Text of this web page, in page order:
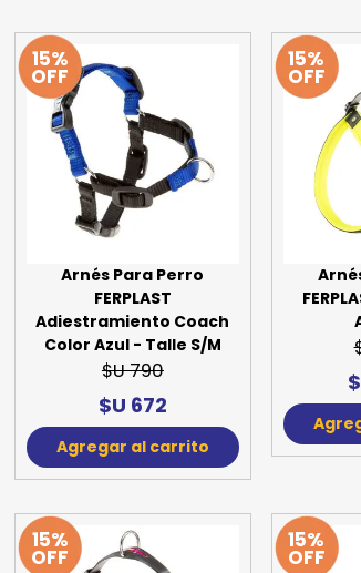
15%
OFF
Arnés Para Perro
FERPLAST
Adiestramiento Coach
Color Azul - Talle S/M
$U 790
$U 672
Agregar al carrito
15%
OFF
15%
OFF
15%
OFF